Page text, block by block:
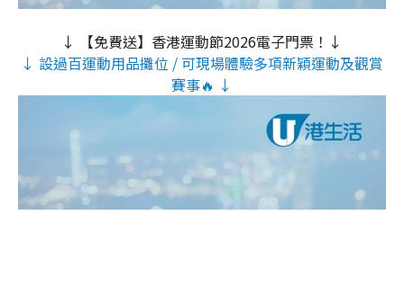
↓ 【免費送】香港運動節2026電子門票！↓
↓ 設過百運動用品攤位 / 可現場體驗多項新穎運動及觀賞
賽事🔥 ↓